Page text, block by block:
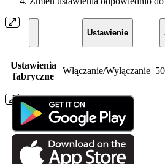
Ustawienie
Ustawienia
fabryczne
Włączanie/Wyłączanie